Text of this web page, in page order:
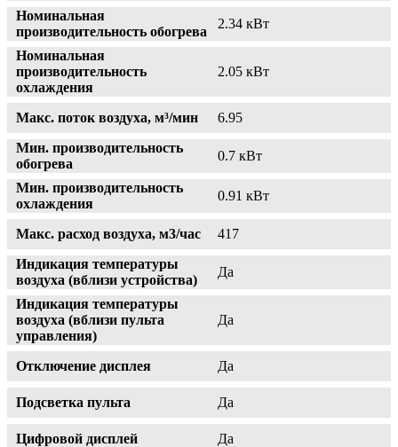
Номинальная
производительность обогрева
2.34 кВт
Номинальная
производительность
охлаждения
2.05 кВт
Макс. поток воздуха, м³/мин
6.95
Мин. производительность
обогрева
0.7 кВт
Мин. производительность
охлаждения
0.91 кВт
Макс. расход воздуха, м3/час
417
Индикация температуры
воздуха (вблизи устройства)
Да
Индикация температуры
воздуха (вблизи пульта
управления)
Да
Отключение дисплея Да
Подсветка пульта Да
Цифровой дисплей Да